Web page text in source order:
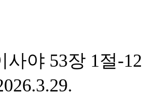
사야 53장 1절-